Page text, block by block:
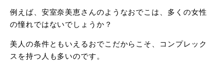
例えば、安室奈美恵さんのようなおでこは、多くの女性
の憧れではないでしょうか？
美人の条件ともいえるおでこだからこそ、コンプレック
スを持つ人も多いのです。